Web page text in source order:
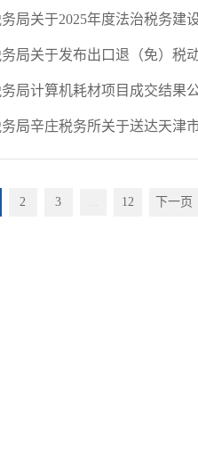
局关于2025年度法治税务建
局关于发布出口退（免）税
局计算机耗材项目成交结果
局辛庄税务所关于送达天津
2 3 ... 12 下一页